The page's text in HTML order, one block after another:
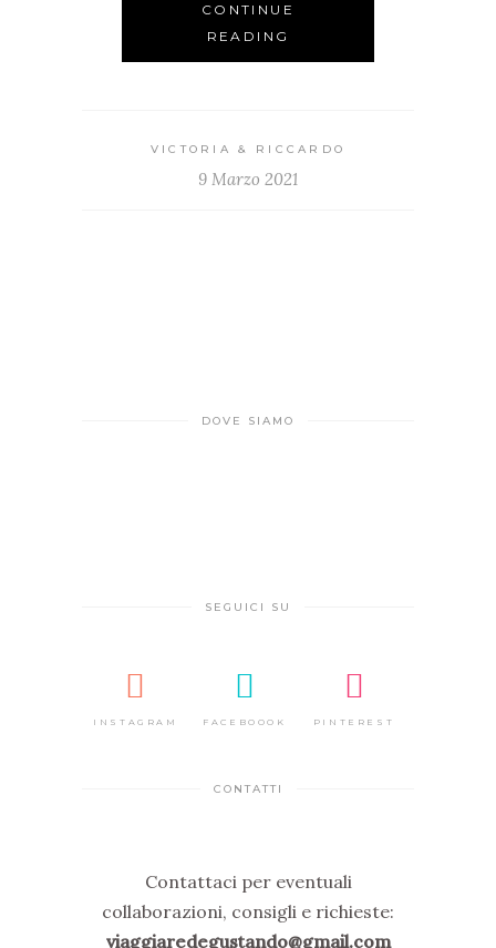
CONTINUE
READING
VICTORIA & RICCARDO
9 Marzo 2021
DOVE SIAMO
SEGUICI SU
INSTAGRAM FACEBOOOK PINTEREST
CONTATTI
Contattaci per eventuali
collaborazioni, consigli e richieste:
viaggiaredegustando@gmail.com